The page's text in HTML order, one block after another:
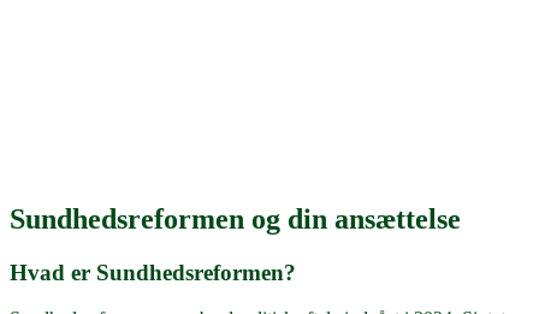
Sundhedsreformen og din ansættelse
Hvad er Sundhedsreformen?